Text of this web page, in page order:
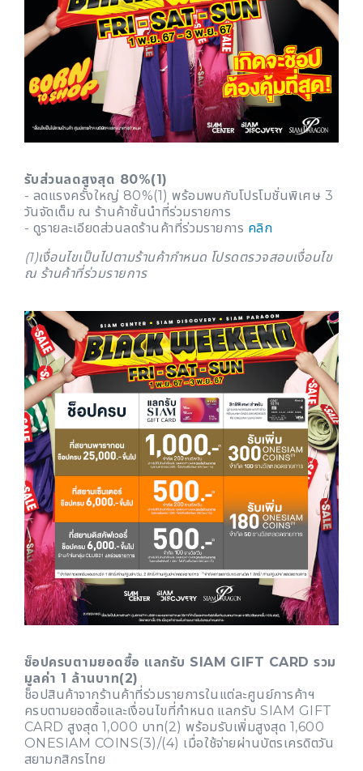
รับส่วนลดสูงสุด 80%(1)
- ลดแรงครั้งใหญ่ 80%(1) พร้อมพบกับโปรโมชั่นพิเศษ 3
วันจัดเต็ม ณ ร้านค้าชั้นนำที่ร่วมรายการ
- ดูรายละเอียดส่วนลดร้านค้าที่ร่วมรายการ คลิก
(1)เงื่อนไขเป็นไปตามร้านค้ากำหนด โปรดตรวจสอบเงื่อนไข
ณ ร้านค้าที่ร่วมรายการ
ช็อปครบตามยอดซื้อ แลกรับ SIAM GIFT CARD รวม
มูลค่า 1 ล้านบาท(2)
ช็อปสินค้าจากร้านค้าที่ร่วมรายการในแต่ละศูนย์การค้าฯ
ครบตามยอดซื้อและเงื่อนไขที่กำหนด แลกรับ SIAM GIFT
CARD สูงสุด 1,000 บาท(2) พร้อมรับเพิ่มสูงสุด 1,600
ONESIAM COINS(3)/(4) เมื่อใช้จ่ายผ่านบัตรเครดิตวัน
สยามกสิกรไทย